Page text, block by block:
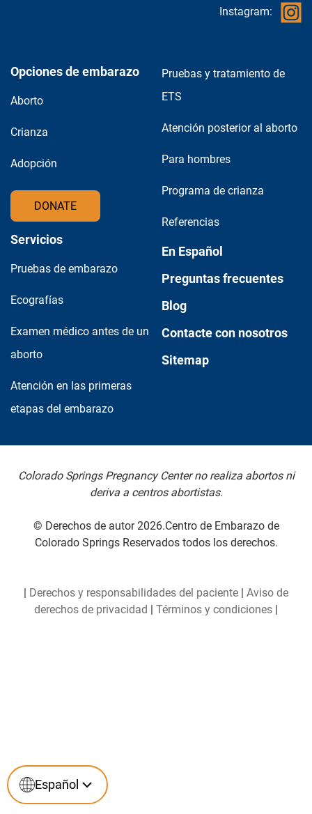
Español
Instagram:
Opciones de embarazo
Aborto
Crianza
Adopción
DONATE
Servicios
Pruebas de embarazo
Ecografías
Examen médico antes de un
aborto
Atención en las primeras
etapas del embarazo
Pruebas y tratamiento de
ETS
Atención posterior al aborto
Para hombres
Programa de crianza
Referencias
En Español
Preguntas frecuentes
Blog
Contacte con nosotros
Sitemap
Colorado Springs Pregnancy Center no realiza abortos ni
deriva a centros abortistas.
© Derechos de autor 2026.Centro de Embarazo de
Colorado Springs Reservados todos los derechos.
| Derechos y responsabilidades del paciente | Aviso de
derechos de privacidad | Términos y condiciones |